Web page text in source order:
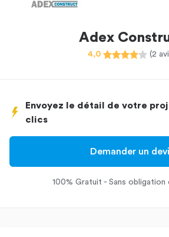
Adex
4,0 (2
Envoyez le détail de votre
clics
Demander un
100% Gratuit - Sans obligation